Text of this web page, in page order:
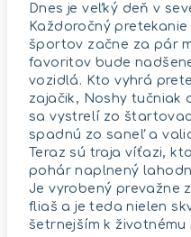
Dnes je veľký deň v
Každoročný
športov začne za pár
favoritov bude
vozidlá. Kto vyhrá
zajačik, Noshy tučniak
sa vystrelí zo
spadnú zo saneľ a
Teraz sú traja víťazi,
pohár naplnený
Je vyrobený prevažne
fliaš a je teda nielen
šetrnejším k